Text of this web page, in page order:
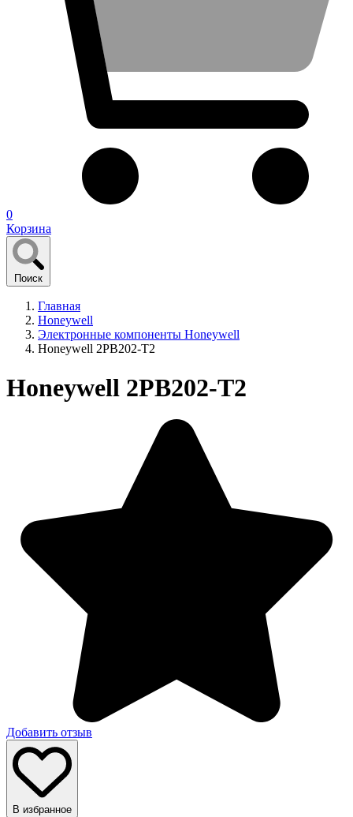
0
Корзина
Поиск
Главная
Honeywell
Электронные компоненты Honeywell
Honeywell 2PB202-T2
Honeywell 2PB202-T2
Добавить отзыв
В избранное